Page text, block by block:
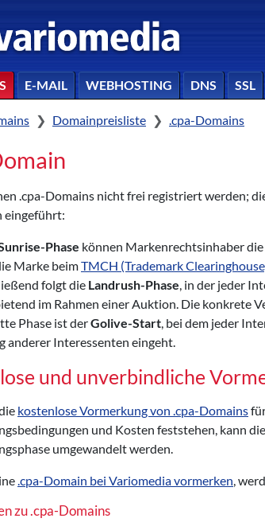
E-MAIL WEBHOSTING DNS SSL
Domainpreisliste .cpa-Domains
.cpa-Domains nicht frei registriert werden;
eingeführt:
Phase können Markenrechtsinhaber
Marke beimTMCH (Trademark
folgt die Landrush-Phase, in der jeder
im Rahmen einer Auktion. Die konkrete
Phase ist derGolive-Start, bei dem jeder
anderer Interessenten eingeht.
und unverbindliche
kostenlose Vormerkung von .cpa-Domains
und Kosten feststehen, kann
umgewandelt werden.
.cpa-Domain bei Variomedia vormerken,
zu .cpa-Domains